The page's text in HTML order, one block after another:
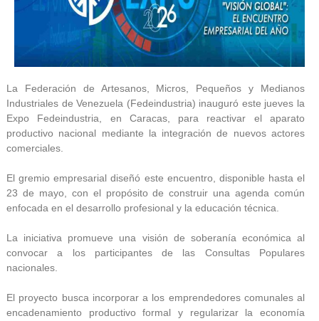
La Federación de Artesanos, Micros, Pequeños y Medianos
Industriales de Venezuela (Fedeindustria) inauguró este jueves la
Expo Fedeindustria, en Caracas, para reactivar el aparato
productivo nacional mediante la integración de nuevos actores
comerciales.
El gremio empresarial diseñó este encuentro, disponible hasta el
23 de mayo, con el propósito de construir una agenda común
enfocada en el desarrollo profesional y la educación técnica.
La iniciativa promueve una visión de soberanía económica al
convocar a los participantes de las Consultas Populares
nacionales.
El proyecto busca incorporar a los emprendedores comunales al
encadenamiento productivo formal y regularizar la economía